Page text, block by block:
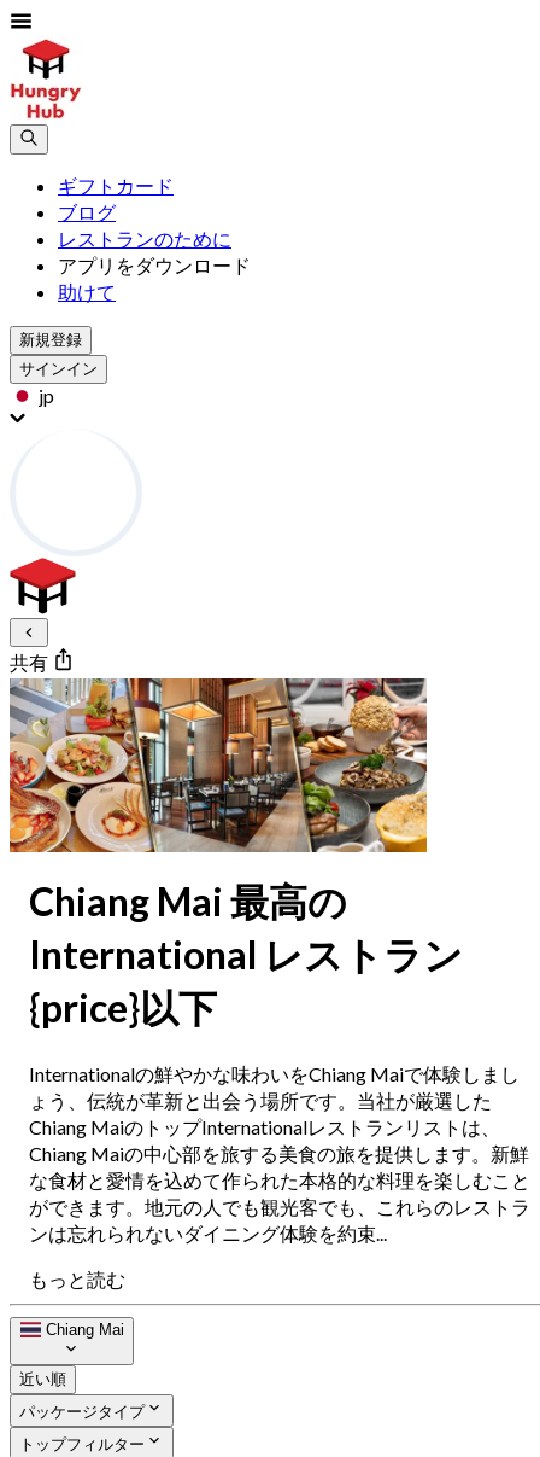
ギフトカード
ブログ
レストランのために
アプリをダウンロード
助けて
新規登録
サインイン
jp
共有
Chiang Mai 最高の
International レストラン
{price}以下
Internationalの鮮やかな味わいをChiang Maiで体験しまし
ょう、伝統が革新と出会う場所です。当社が厳選した
Chiang MaiのトップInternationalレストランリストは、
Chiang Maiの中心部を旅する美食の旅を提供します。新鮮
な食材と愛情を込めて作られた本格的な料理を楽しむこと
ができます。地元の人でも観光客でも、これらのレストラ
ンは忘れられないダイニング体験を約束...
もっと読む
Chiang Mai
近い順
パッケージタイプ
トップフィルター